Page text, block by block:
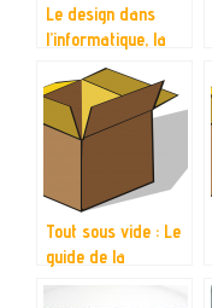
Le design dans
l’informatique, la
particularité de la
marque Apple
Tout sous vide : Le
guide de la
méthode sous vide